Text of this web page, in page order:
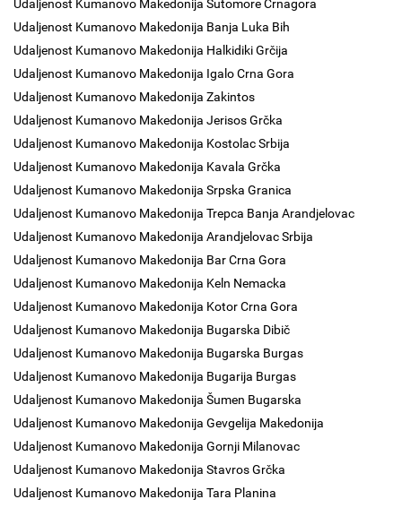
Udaljenost Kumanovo Makedonija Sutomore Crnagora
Udaljenost Kumanovo Makedonija Banja Luka Bih
Udaljenost Kumanovo Makedonija Halkidiki Grčija
Udaljenost Kumanovo Makedonija Igalo Crna Gora
Udaljenost Kumanovo Makedonija Zakintos
Udaljenost Kumanovo Makedonija Jerisos Grčka
Udaljenost Kumanovo Makedonija Kostolac Srbija
Udaljenost Kumanovo Makedonija Kavala Grčka
Udaljenost Kumanovo Makedonija Srpska Granica
Udaljenost Kumanovo Makedonija Trepca Banja Arandjelovac
Udaljenost Kumanovo Makedonija Arandjelovac Srbija
Udaljenost Kumanovo Makedonija Bar Crna Gora
Udaljenost Kumanovo Makedonija Keln Nemacka
Udaljenost Kumanovo Makedonija Kotor Crna Gora
Udaljenost Kumanovo Makedonija Bugarska Dibič
Udaljenost Kumanovo Makedonija Bugarska Burgas
Udaljenost Kumanovo Makedonija Bugarija Burgas
Udaljenost Kumanovo Makedonija Šumen Bugarska
Udaljenost Kumanovo Makedonija Gevgelija Makedonija
Udaljenost Kumanovo Makedonija Gornji Milanovac
Udaljenost Kumanovo Makedonija Stavros Grčka
Udaljenost Kumanovo Makedonija Tara Planina